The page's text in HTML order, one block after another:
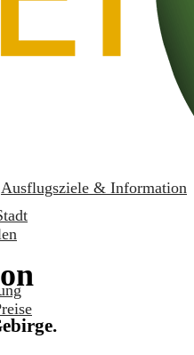
Ausflugsziele & Information